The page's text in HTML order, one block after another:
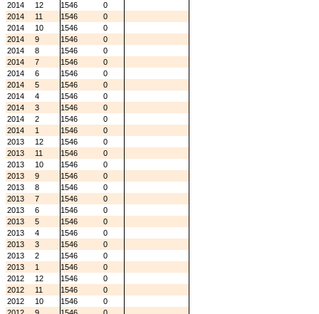
2014
12 1546
0
2014
11 1546
0
2014
10 1546
0
2014
9 1546
0
2014
8 1546
0
2014
7 1546
0
2014
6 1546
0
2014
5 1546
0
2014
4 1546
0
2014
3 1546
0
2014
2 1546
0
2014
1 1546
0
2013
12 1546
0
2013
11 1546
0
2013
10 1546
0
2013
9 1546
0
2013
8 1546
0
2013
7 1546
0
2013
6 1546
0
2013
5 1546
0
2013
4 1546
0
2013
3 1546
0
2013
2 1546
0
2013
1 1546
0
2012
12 1546
0
2012
11 1546
0
2012
10 1546
0